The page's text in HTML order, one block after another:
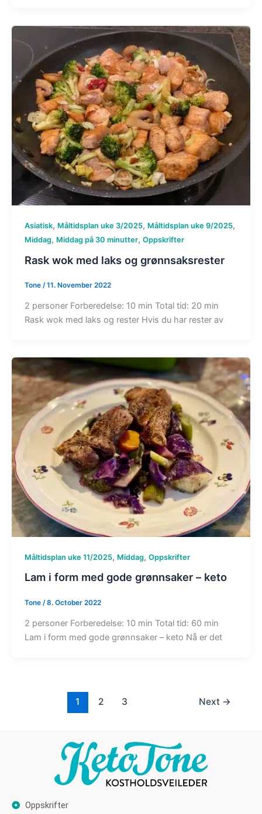
Asiatisk, Måltidsplan uke 3/2025, Måltidsplan uke 9/2025,
Middag, Middag på 30 minutter, Oppskrifter
Rask wok med laks og grønnsaksrester
Tone /11. November 2022
2 personer Forberedelse: 10 min Total tid: 20 min
Rask wok med laks og rester Hvis du har rester av
Måltidsplan uke 11/2025, Middag, Oppskrifter
Lam i form med gode grønnsaker – keto
Tone /8. October 2022
2 personer Forberedelse: 10 min Total tid: 60 min
Lam i form med gode grønnsaker – keto Nå er det
1 2 3 Next →
Oppskrifter